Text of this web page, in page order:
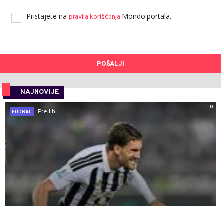
Pristajete na pravila korišćenja Mondo portala.
POŠALJI
NAJNOVIJE
0
FUDBAL
Pre 1 h